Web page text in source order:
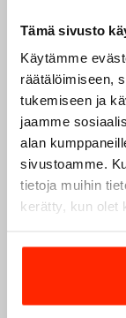
Tämä sivusto
Käytämme
räätälöimiseen,
tukemiseen ja
jaamme
alan
sivustoamme.
tietoja muihin
kerätty, kun olet
Origopro –
1975
Origopro on
jotka on